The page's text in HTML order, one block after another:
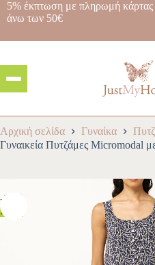
5% έκπτωση με πληρωμή
άνω των 50€
Αρχική σελίδα Γυναίκα
Γυναικεία Πυτζάμες Micromodal
-10%
HOT